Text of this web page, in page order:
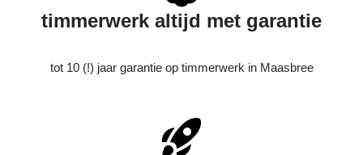
timmerwerk altijd met garantie
tot 10 (!) jaar garantie op timmerwerk in Maasbree